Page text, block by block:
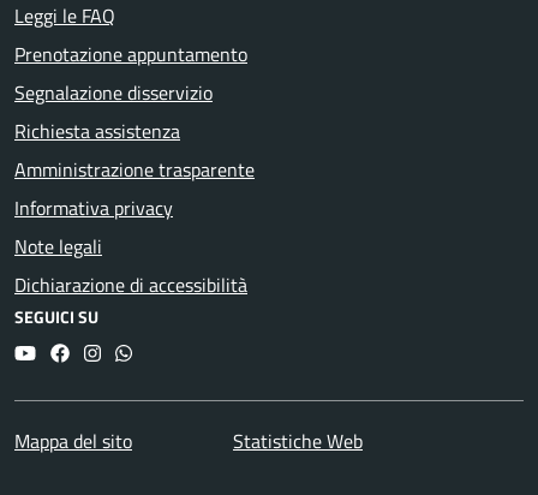
Leggi le FAQ
Prenotazione appuntamento
Segnalazione disservizio
Richiesta assistenza
Amministrazione trasparente
Informativa privacy
Note legali
Dichiarazione di accessibilità
SEGUICI SU
YouTubeFacebookInstagram
Whatsapp
Mappa del sito Statistiche Web